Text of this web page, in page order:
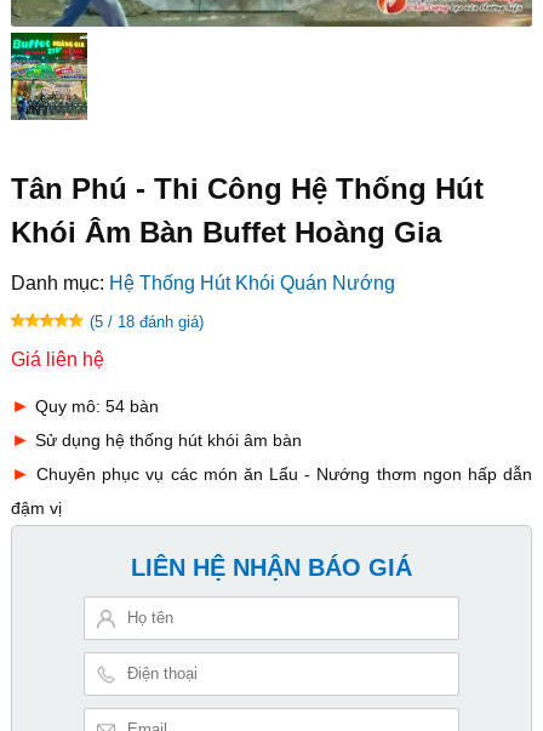
Tân Phú - Thi Công Hệ Thống Hút
Khói Âm Bàn Buffet Hoàng Gia
Danh mục: Hệ Thống Hút Khói Quán Nướng
(5 / 18 đánh giá)
Giá liên hệ
► Quy mô: 54 bàn
► Sử dụng hệ thống hút khói âm bàn
► Chuyên phục vụ các món ăn Lẩu - Nướng thơm ngon hấp dẫn
đậm vị
LIÊN HỆ NHẬN BÁO GIÁ